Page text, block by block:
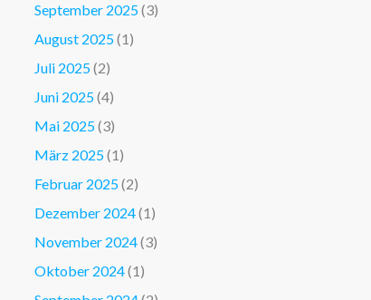
September 2025(3)
August 2025(1)
Juli 2025(2)
Juni 2025(4)
Mai 2025(3)
März 2025(1)
Februar 2025(2)
Dezember 2024(1)
November 2024(3)
Oktober 2024(1)